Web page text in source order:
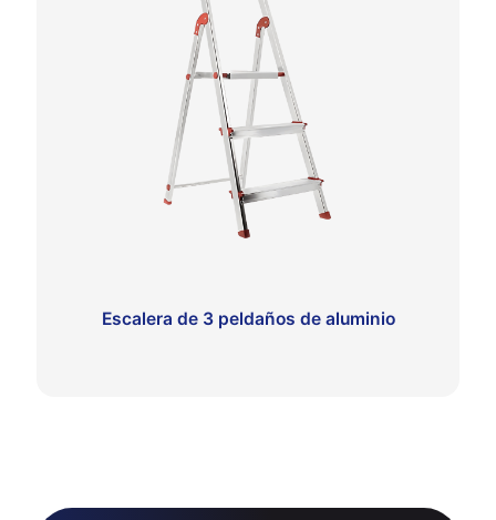
Escalera de 3 peldaños de aluminio